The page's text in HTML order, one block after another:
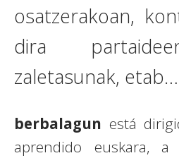
osatzerakoan,
dira
zaletasunak, etab…
berbalagun está
aprendido euskara,